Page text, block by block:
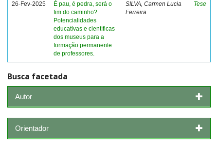
26-Fev-2025
É pau, é pedra, será o
fim do caminho?
Potencialidades
educativas e científicas
dos museus para a
formação permanente
de professores.
SILVA, Carmen Lucia
Ferreira
Tese
Busca facetada
Autor
Orientador